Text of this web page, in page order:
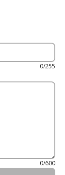
0/255
0/600